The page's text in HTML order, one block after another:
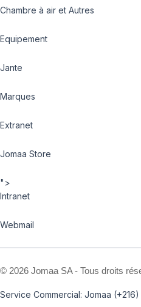
Chambre à air et Autres
Equipement
Jante
Marques
Extranet
Jomaa Store
">
Intranet
Webmail
© 2026 Jomaa SA - Tous droits
Service Commercial: Jomaa (+216)